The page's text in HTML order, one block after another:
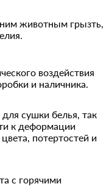
животным грызть,
воздействия
и наличника.
сушки белья, так
к деформации
потертостей и
с горячими